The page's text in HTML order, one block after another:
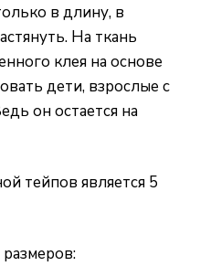
в длину, в
На ткань
клея на основе
дети, взрослые с
он остается на
тейпов является 5